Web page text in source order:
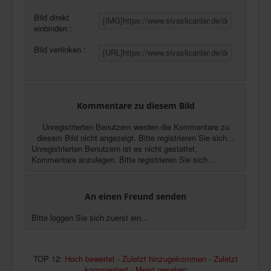
Bild direkt
einbinden :
Bild verlinken :
Kommentare zu diesem Bild
Unregistrierten Benutzern werden die Kommentare zu
diesem Bild nicht angezeigt. Bitte registrieren Sie sich...
Unregistrierten Benutzern ist es nicht gestattet,
Kommentare anzulegen. Bitte registrieren Sie sich...
An einen Freund senden
Bitte loggen Sie sich zuerst ein...
TOP 12: Hoch bewertet - Zuletzt hinzugekommen - Zuletzt